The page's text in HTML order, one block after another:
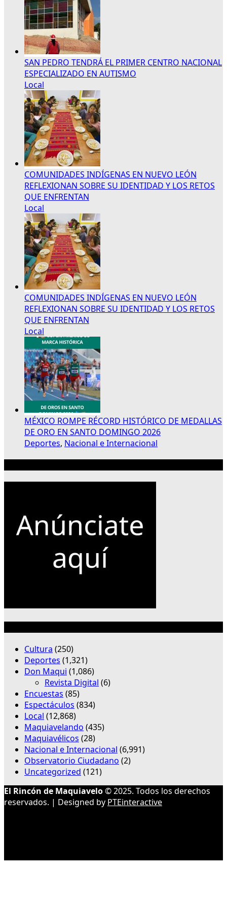
SAN PEDRO TENDRÁ EL PRIMER CENTRO NACIONAL
ESPECIALIZADO EN AUTISMO
Local
COMUNIDADES INDÍGENAS EN NUEVO LEÓN
REFLEXIONAN SOBRE SU IDENTIDAD Y LOS RETOS
QUE ENFRENTAN
Local
COMUNIDADES INDÍGENAS EN NUEVO LEÓN
REFLEXIONAN SOBRE SU IDENTIDAD Y LOS RETOS
QUE ENFRENTAN
Local
MÉXICO ROMPE RÉCORD HISTÓRICO DE MEDALLAS
DE ORO EN SANTO DOMINGO 2026
Deportes, Nacional e Internacional
Cultura (250)
Deportes (1,321)
Don Maqui (1,086)
Revista Digital (6)
Encuestas (85)
Espectáculos (834)
Local (12,868)
Maquiavelando (435)
Maquiavélicos (28)
Nacional e Internacional (6,991)
Observatorio Ciudadano (2)
Uncategorized (121)
El Rincón de Maquiavelo© 2025. Todos los derechos
reservados. | Designed by PTEinteractive